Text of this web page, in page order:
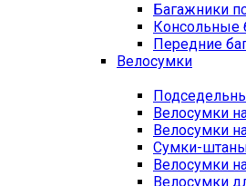
Багажники
Консольные
Передние
Велосумки
Велосумки
Велосумки
Сумки-
Велосумки
Велосумки